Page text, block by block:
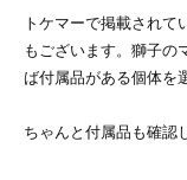
トケマーで掲載されて
もございます。獅子の
ば付属品がある個体を
ちゃんと付属品も確認